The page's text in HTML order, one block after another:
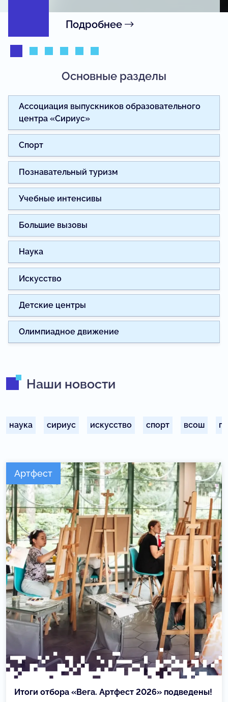
Подробнее
Основные разделы
Ассоциация выпускников образовательного
центра «Сириус»
Наука
Спорт
Искусство
Познавательный туризм
Детские центры
Учебные интенсивы
Олимпиадное движение
Большие вызовы
Наши новости
наука сириус искусство спорт всош
Артфест
Итоги отбора «Вега. Артфест 2026» подведены!